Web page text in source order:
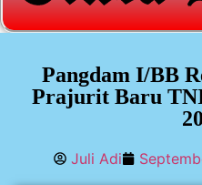
Pangdam I/BB
Prajurit Baru
Juli Adi